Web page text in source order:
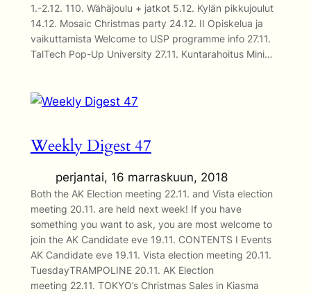
1.-2.12. 110. Wähäjoulu + jatkot 5.12. Kylän pikkujoulut
14.12. Mosaic Christmas party 24.12. II Opiskelua ja
vaikuttamista Welcome to USP programme info 27.11.
TalTech Pop-Up University 27.11. Kuntarahoitus Mini…
Weekly Digest 47
perjantai, 16 marraskuun, 2018
Both the AK Election meeting 22.11. and Vista election
meeting 20.11. are held next week! If you have
something you want to ask, you are most welcome to
join the AK Candidate eve 19.11. CONTENTS I Events
AK Candidate eve 19.11. Vista election meeting 20.11.
TuesdayTRAMPOLINE 20.11. AK Election
meeting 22.11. TOKYO’s Christmas Sales in Kiasma